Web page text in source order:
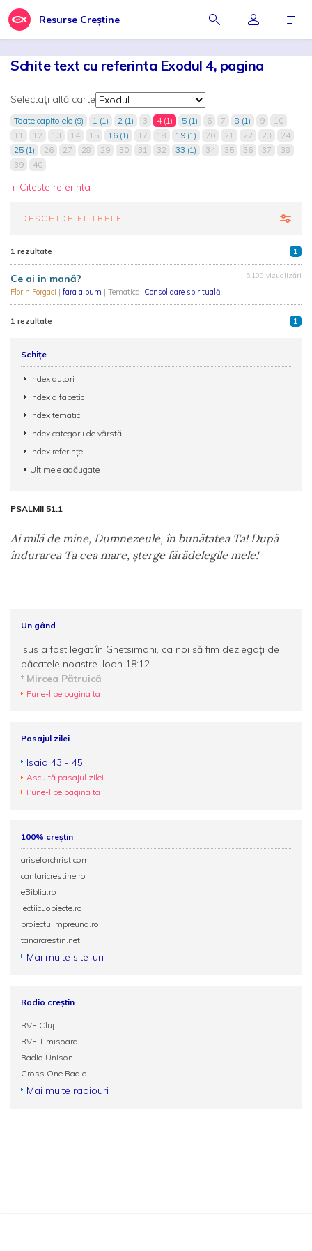
Resurse Creștine
Schite text cu referinta Exodul 4, pagina
Selectați altă carte
Toate capitolele (9) 1 (1) 2 (1) 3 4 (1) 5 (1) 6 7 8 (1) 9
10
11
12 13 14 15 16 (1) 17 18 19 (1) 20 21 22 23
24
25 (1)
26 27 28 29 30 31 32 33 (1) 34 35 36 37
38
39
40
+ Citeste referinta
DESCHIDE FILTRELE
1 rezultate 1
Ce ai in mană?
Florin Forgaci | fara album | Tematica: Consolidare spirituală
5.109 vizualizări
1 rezultate 1
Schițe
Index autori
Index alfabetic
Index tematic
Index categorii de vârstă
Index referințe
Ultimele adăugate
PSALMII 51:1
Ai milă de mine, Dumnezeule, în bunătatea Ta! După
îndurarea Ta cea mare, şterge fărădelegile mele!
Un gând
Isus a fost legat în Ghetsimani, ca noi să fim dezlegaţi de
păcatele noastre. Ioan 18:12
Mircea Pătruică
Pune-l pe pagina ta
Pasajul zilei
Isaia 43 - 45
Ascultă pasajul zilei
Pune-l pe pagina ta
100% creștin
ariseforchrist.com
cantaricrestine.ro
eBiblia.ro
lectiicuobiecte.ro
proiectulimpreuna.ro
tanarcrestin.net
Mai multe site-uri
Radio creștin
RVE Cluj
RVE Timisoara
Radio Unison
Cross One Radio
Mai multe radiouri